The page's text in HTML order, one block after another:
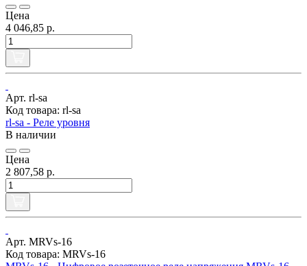
Цена
4 046,85 р.
Арт. rl-sa
Код товара: rl-sa
rl-sa - Реле уровня
В наличии
Цена
2 807,58 р.
Арт. MRVs-16
Код товара: MRVs-16